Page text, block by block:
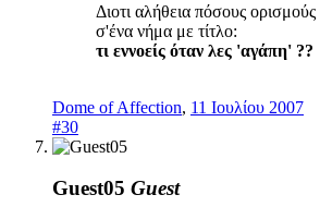
Διοτι αλήθεια πόσους
σ'ένα νήμα με τίτλο:
τι εννοείς όταν λες 'αγάπη' ??
Dome of Affection, 11 Ιουλίου 2007
#30
Guest05 Guest